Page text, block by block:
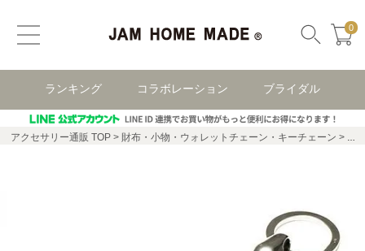
0
ランキング コラボレーション ブライダル
アクセサリー通販 TOP 財布・小物・ウォレットチェーン・キーチェーン ボ